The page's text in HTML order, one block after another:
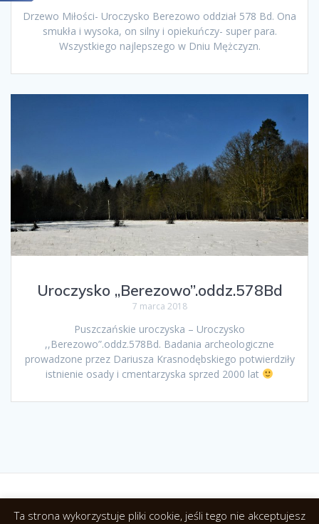
Drzewo Miłości- Uroczysko Berezowo oddział 578 Bd. Ona
smukła i wysoka, on silny i opiekuńczy- super para.
Wszystkiego najlepszego w Dniu Mężczyzn.
Uroczysko ,,Berezowo”.oddz.578Bd
7 marca 2018
Puszczańskie uroczyska – Uroczysko
,,Berezowo”.oddz.578Bd. Badania archeologiczne
prowadzone przez Dariusza Krasnodębskiego potwierdziły
istnienie osady i cmentarzyska sprzed 2000 lat
Ta strona wykorzystuje pliki cookie, jeśli tego nie akceptujesz